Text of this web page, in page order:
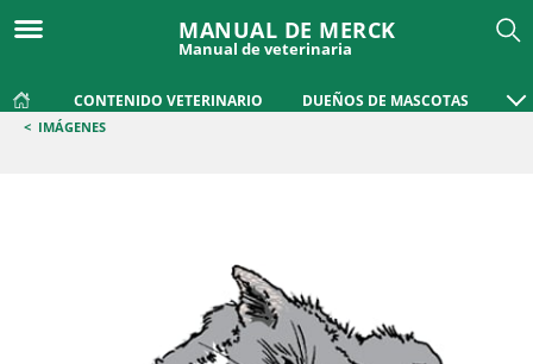
MANUAL DE MERCK
Manual de veterinaria
CONTENIDO VETERINARIO DUEÑOS DE MASCOTAS
< IMÁGENES